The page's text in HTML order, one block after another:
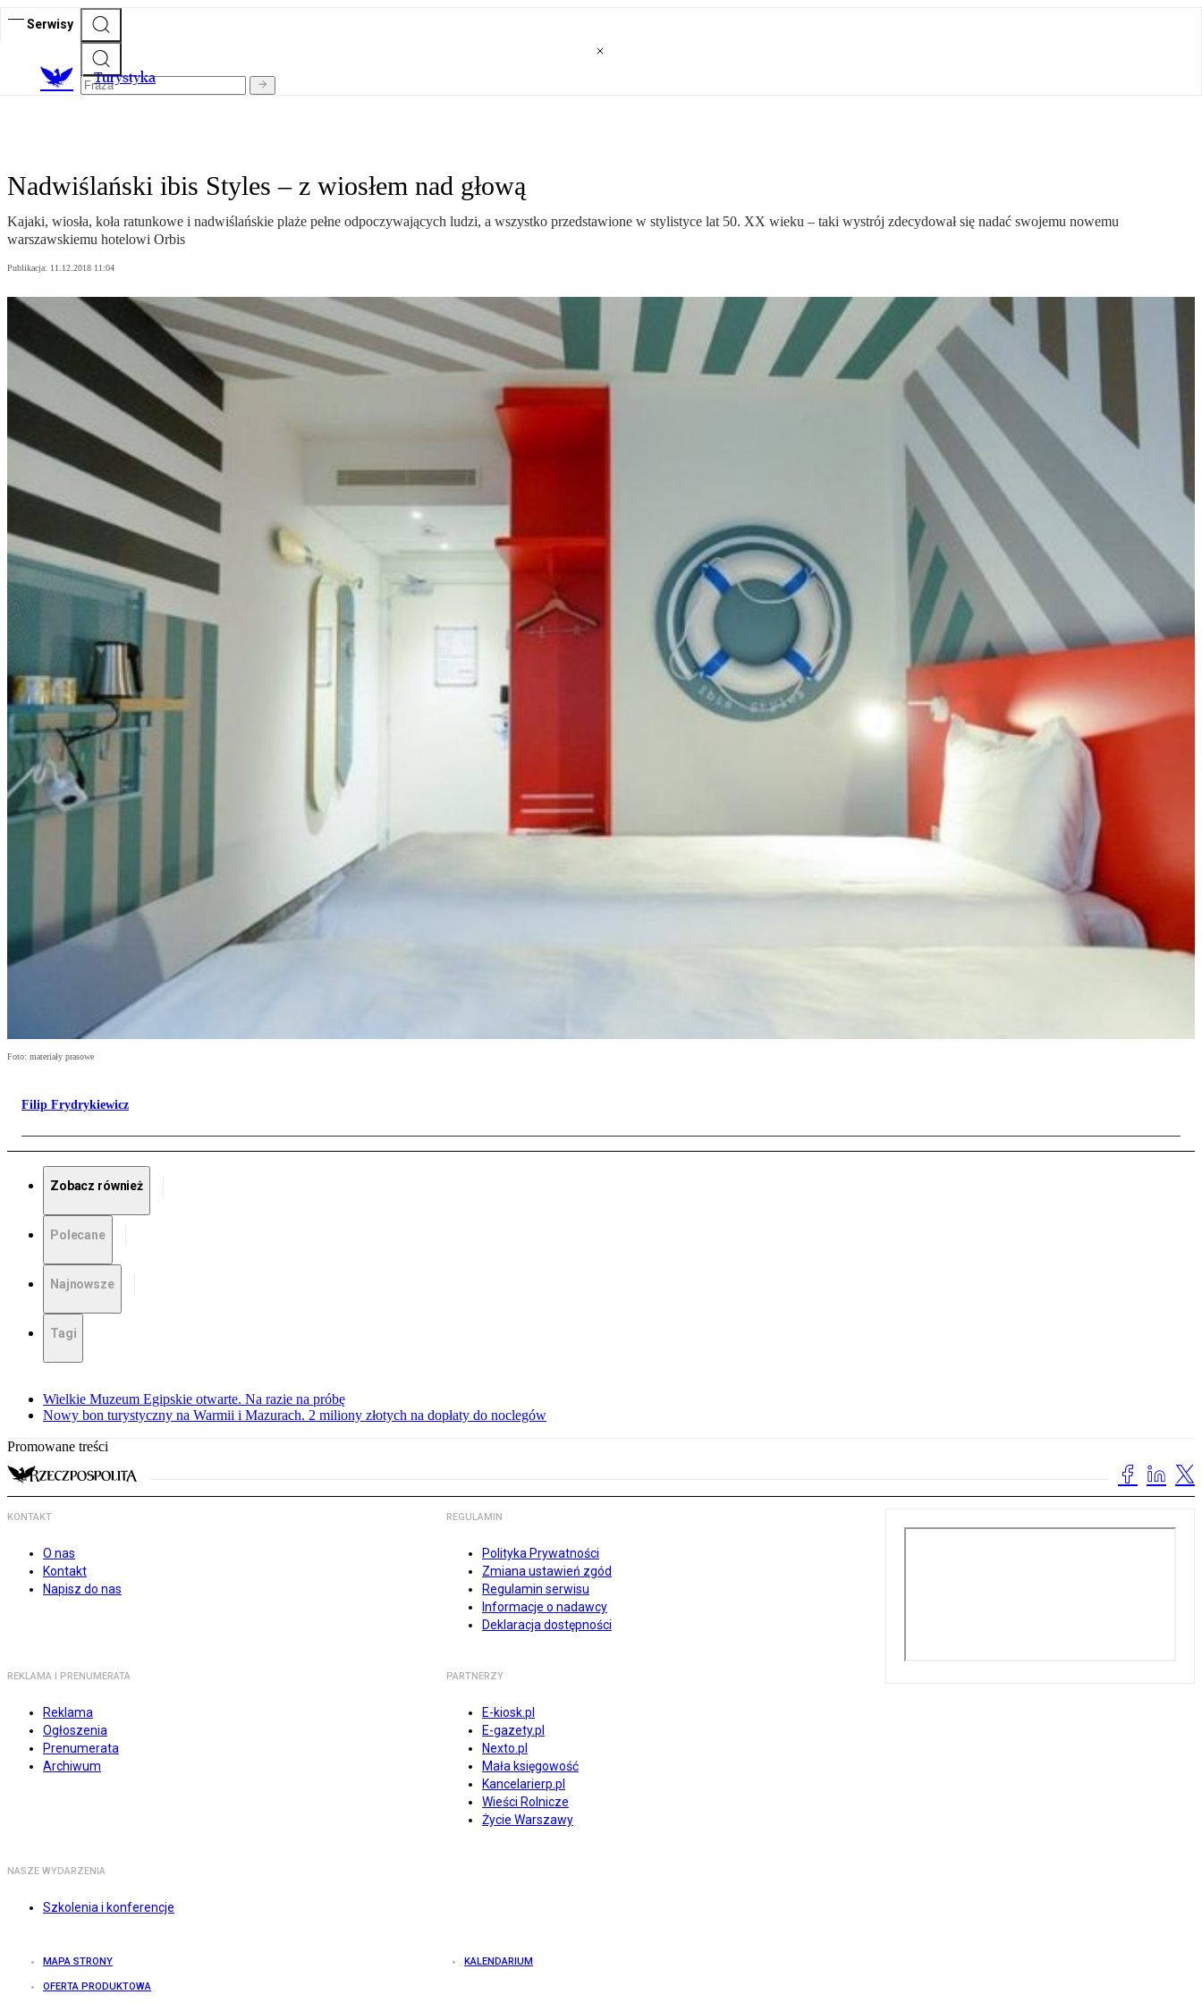
Serwisy
Turystyka
Nadwiślański ibis Styles – z wiosłem nad głową
Kajaki, wiosła, koła ratunkowe i nadwiślańskie plaże pełne odpoczywających ludzi, a wszystko przedstawione w stylistyce lat 50. XX wieku – taki wystrój zdecydował się nadać swojemu nowemu
warszawskiemu hotelowi Orbis
Publikacja: 11.12.2018 11:04
Foto: materiały prasowe
Filip Frydrykiewicz
Zobacz również
Polecane
Najnowsze
Tagi
Wielkie Muzeum Egipskie otwarte. Na razie na próbę
Nowy bon turystyczny na Warmii i Mazurach. 2 miliony złotych na dopłaty do noclegów
Promowane treści
KONTAKT
O nas
Kontakt
Napisz do nas
REGULAMIN
Polityka Prywatności
Zmiana ustawień zgód
Regulamin serwisu
Informacje o nadawcy
Deklaracja dostępności
REKLAMA I PRENUMERATA
Reklama
Ogłoszenia
Prenumerata
Archiwum
PARTNERZY
E-kiosk.pl
E-gazety.pl
Nexto.pl
Mała księgowość
Kancelarierp.pl
Wieści Rolnicze
Życie Warszawy
NASZE WYDARZENIA
Szkolenia i konferencje
MAPA STRONY KALENDARIUM
OFERTA PRODUKTOWA